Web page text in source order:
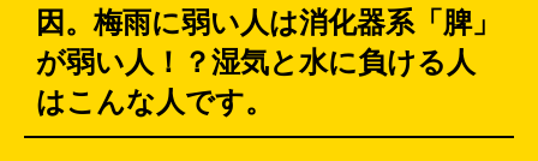
因。梅雨に弱い人は消化器系「脾」
が弱い人！？湿気と水に負ける人
はこんな人です。